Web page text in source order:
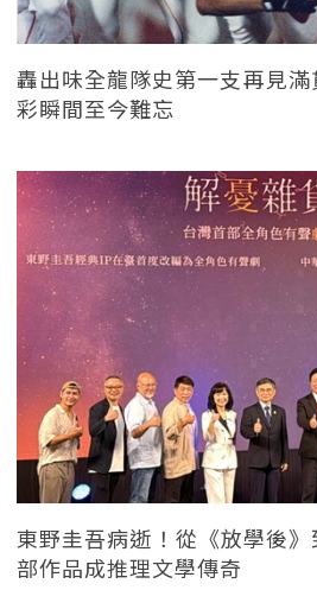
轟出味全龍隊史第一支再見
彩瞬間至今難忘
東野圭吾病逝！從《放學後
部作品成推理文學傳奇